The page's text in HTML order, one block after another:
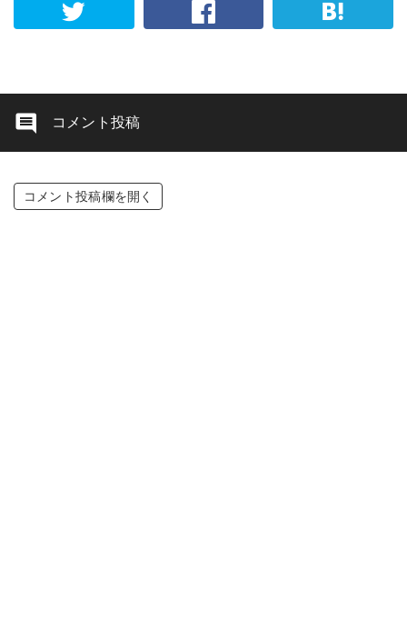
コメント投稿
コメント投稿欄を開く